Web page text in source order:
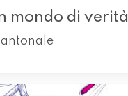
mondo di verità